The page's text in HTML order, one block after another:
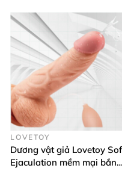
LOVETOY
Dương vật giả Lovetoy
Ejaculation mềm mại bắn